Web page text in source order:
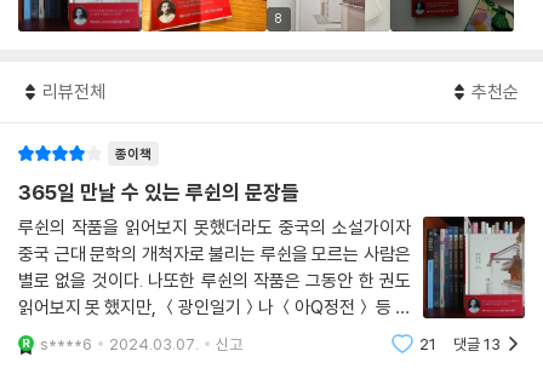
8
리뷰전체 추천순
종이책
365일 만날 수 있는 루쉰의 문장들
루쉰의 작품을 읽어보지 못했더라도 중국의 소설가이자
중국 근대 문학의 개척자로 불리는 루쉰을 모르는 사람은
별로 없을 것이다. 나또한 루쉰의 작품은 그동안 한 권도
읽어보지 못 했지만, ＜광인일기＞나 ＜아Q정전＞ 등 그
의 대표 작품들은 TV 프로그램이나 학창시절 국어시간
등을 통해 대략적이나마 알고 있었다. 리뷰를 작성하고 있
s****6 2024.03.07. 신고 21 댓글13